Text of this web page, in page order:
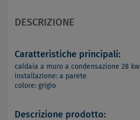
DESCRIZIONE
Caratteristiche principali:
caldaia a muro a condensazione 28 kw
installazione: a parete
colore: grigio
Descrizione prodotto: